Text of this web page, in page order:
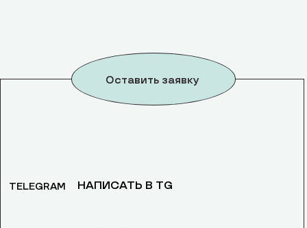
Оставить заявку
TELEGRAM НАПИСАТЬ В TG